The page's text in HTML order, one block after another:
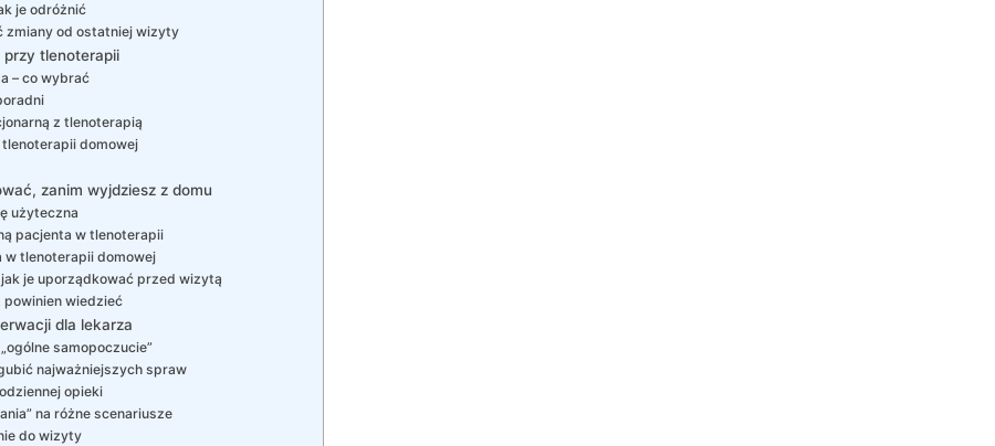
je odróżnić
zmiany od ostatniej wizyty
tlenoterapii
– co wybrać
z tlenoterapią
domowej
zanim wyjdziesz z domu
użyteczna
pacjenta w tlenoterapii
w tlenoterapii domowej
je uporządkować przed wizytą
powinien wiedzieć
dla lekarza
samopoczucie”
najważniejszych spraw
opieki
na różne scenariusze
do wizyty